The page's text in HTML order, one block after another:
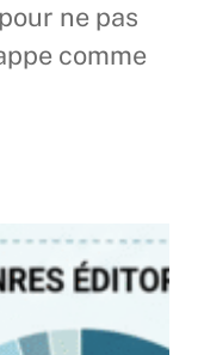
ne pas
comme